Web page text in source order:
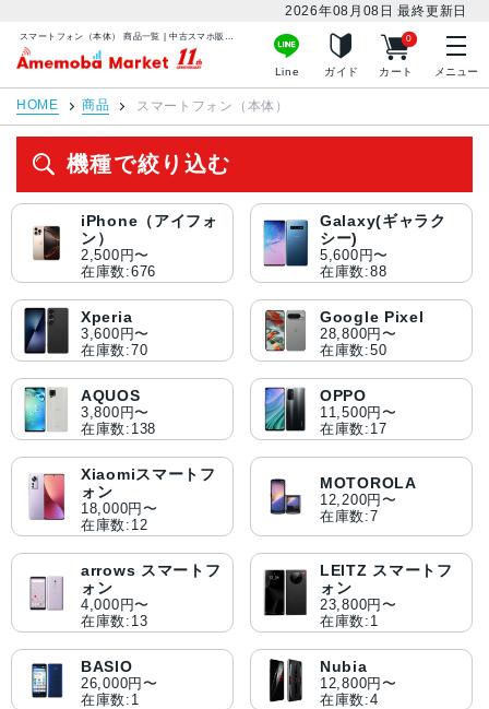
2026年08月08日 最終更新日
アメモバマーケット
Line ガイド カート
0
メニュー
HOME 商品 スマートフォン（本体）
機種で絞り込む
iPhone（アイフォ
ン）
2,500円〜
在庫数:676
Galaxy(ギャラク
シー)
5,600円〜
在庫数:88
Xperia
3,600円〜
在庫数:70
Google Pixel
28,800円〜
在庫数:50
AQUOS
3,800円〜
在庫数:138
OPPO
11,500円〜
在庫数:17
Xiaomiスマートフ
ォン
18,000円〜
在庫数:12
MOTOROLA
12,200円〜
在庫数:7
arrows スマートフ
ォン
4,000円〜
在庫数:13
LEITZ スマートフ
ォン
23,800円〜
在庫数:1
BASIO
26,000円〜
在庫数:1
Nubia
12,800円〜
在庫数:4